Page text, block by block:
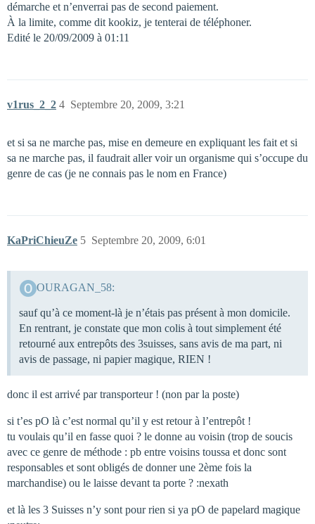
démarche et n’enverrai pas de second paiement.
À la limite, comme dit kookiz, je tenterai de téléphoner.
Edité le 20/09/2009 à 01:11
v1rus_2_2 Septembre 20, 2009, 3:21
4
et si sa ne marche pas, mise en demeure en expliquant les fait et si
sa ne marche pas, il faudrait aller voir un organisme qui s’occupe du
genre de cas (je ne connais pas le nom en France)
KaPriChieuZe Septembre 20, 2009, 6:01
5
OURAGAN_58:
sauf qu’à ce moment-là je n’étais pas présent à mon domicile.
En rentrant, je constate que mon colis à tout simplement été
retourné aux entrepôts des 3suisses, sans avis de ma part, ni
avis de passage, ni papier magique, RIEN !
donc il est arrivé par transporteur ! (non par la poste)
si t’es pO là c’est normal qu’il y est retour à l’entrepôt !
tu voulais qu’il en fasse quoi ? le donne au voisin (trop de soucis
avec ce genre de méthode : pb entre voisins toussa et donc sont
responsables et sont obligés de donner une 2ème fois la
marchandise) ou le laisse devant ta porte ? :nexath
et là les 3 Suisses n’y sont pour rien si ya pO de papelard magique